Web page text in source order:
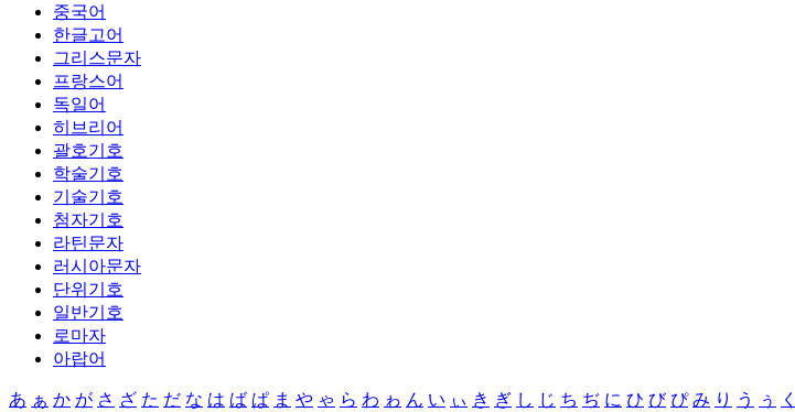
중국어
한글고어
그리스문자
프랑스어
독일어
히브리어
괄호기호
학술기호
기술기호
첨자기호
라틴문자
러시아문자
단위기호
일반기호
로마자
아랍어
あ ぁ か が さ ざ た だ な は ば ぱ ま や ゃ ら わ ゎ ん い ぃ き ぎ し じ ち ぢ に ひ び ぴ み り う ぅ く